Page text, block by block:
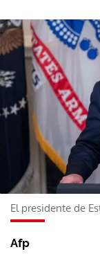
El presidente de
Afp